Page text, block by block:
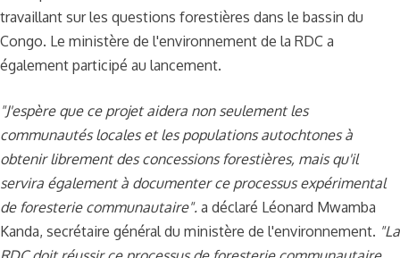
travaillant sur les questions forestières dans le bassin du
Congo. Le ministère de l'environnement de la RDC a
également participé au lancement.
"J'espère que ce projet aidera non seulement les
communautés locales et les populations autochtones à
obtenir librement des concessions forestières, mais qu'il
servira également à documenter ce processus expérimental
de foresterie communautaire". a déclaré Léonard Mwamba
Kanda, secrétaire général du ministère de l'environnement. "La